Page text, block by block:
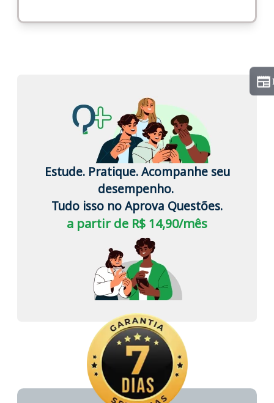
Estude. Pratique. Acompanhe seu
desempenho.
Tudo isso no Aprova Questões.
a partir de R$ 14,90/mês